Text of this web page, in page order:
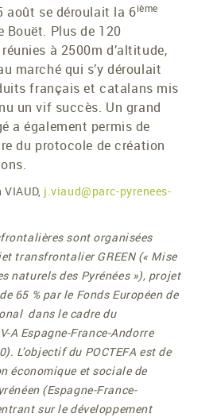
août se déroulait la 6ième
Bouët. Plus de 120
à 2500m d’altitude,
marché qui s’y déroulait
français et catalans mis
un vif succès. Un grand
a également permis de
du protocole de création
j.viaud@parc-pyrenees-
sont organisées
transfrontalier GREEN (« Mise
naturels des Pyrénées »), projet
65 % par le Fonds Européen de
dans le cadre du
A Espagne-France-Andorre
L’objectif du POCTEFA est de
économique et sociale de
(Espagne-France-
sur le développement